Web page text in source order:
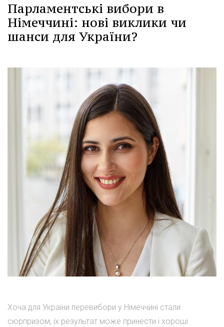
Парламентські вибори в
Німеччині: нові виклики чи
шанси для України?
Хоча для України перевибори у Німеччині стали
сюрпризом, їх результат може принести і хороші